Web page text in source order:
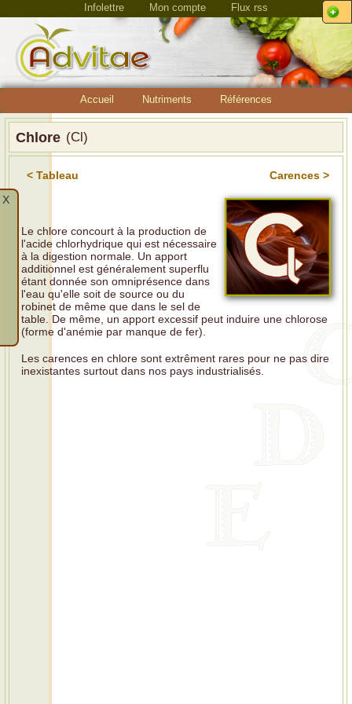
Infolettre Mon compte Flux rss
Accueil Nutriments Références
Chlore (Cl)
< Tableau
Carences >
X
Le chlore concourt à la production de
l'acide chlorhydrique qui est nécessaire
à la digestion normale. Un apport
additionnel est généralement superflu
étant donnée son omniprésence dans
l'eau qu'elle soit de source ou du
robinet de même que dans le sel de
table. De même, un apport excessif peut induire une chlorose
(forme d'anémie par manque de fer).
Les carences en chlore sont extrêment rares pour ne pas dire
inexistantes surtout dans nos pays industrialisés.